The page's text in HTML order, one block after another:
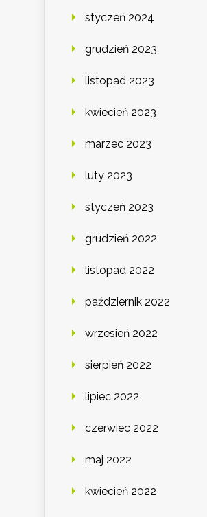
styczeń 2024
grudzień 2023
listopad 2023
kwiecień 2023
marzec 2023
luty 2023
styczeń 2023
grudzień 2022
listopad 2022
październik 2022
wrzesień 2022
sierpień 2022
lipiec 2022
czerwiec 2022
maj 2022
kwiecień 2022